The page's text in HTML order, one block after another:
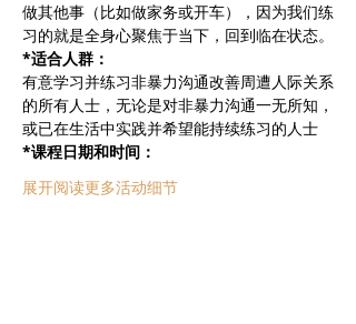
做其他事（比如做家务或开车），因为我们练
习的就是全身心聚焦于当下，回到临在状态。
*适合人群：
有意学习并练习非暴力沟通改善周遭人际关系
的所有人士，无论是对非暴力沟通一无所知，
或已在生活中实践并希望能持续练习的人士
*课程日期和时间：
展开阅读更多活动细节